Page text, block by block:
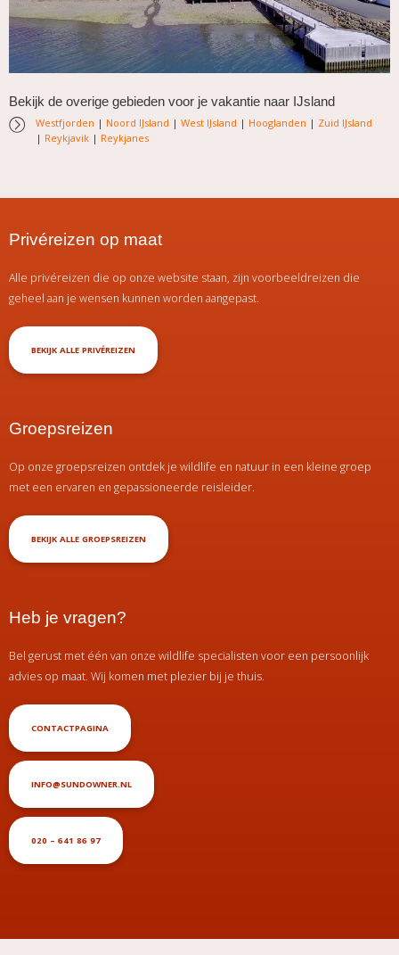
Bekijk de overige gebieden voor je vakantie naar IJsland
Westfjorden | Noord IJsland | West IJsland | Hooglanden | Zuid IJsland
| Reykjavik | Reykjanes
Privéreizen op maat
Alle privéreizen die op onze website staan, zijn voorbeeldreizen die
geheel aan je wensen kunnen worden aangepast.
BEKIJK ALLE PRIVÉREIZEN
Groepsreizen
Op onze groepsreizen ontdek je wildlife en natuur in een kleine groep
met een ervaren en gepassioneerde reisleider.
BEKIJK ALLE GROEPSREIZEN
Heb je vragen?
Bel gerust met één van onze wildlife specialisten voor een persoonlijk
advies op maat. Wij komen met plezier bij je thuis.
CONTACTPAGINA
INFO@SUNDOWNER.NL
020 – 641 86 97